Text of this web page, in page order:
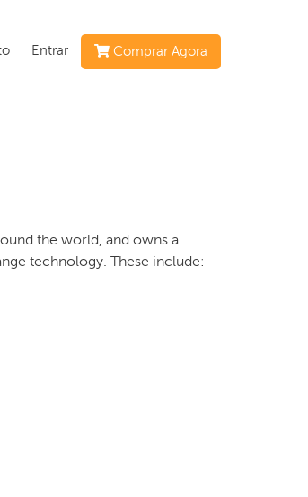
Entrar Comprar Agora
the world, and owns a
technology. These include: